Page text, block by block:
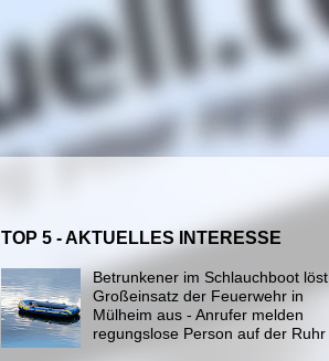
TOP 5 - AKTUELLES INTERESSE
Betrunkener im Schlauchboot löst
Großeinsatz der Feuerwehr in
Mülheim aus - Anrufer melden
regungslose Person auf der Ruhr